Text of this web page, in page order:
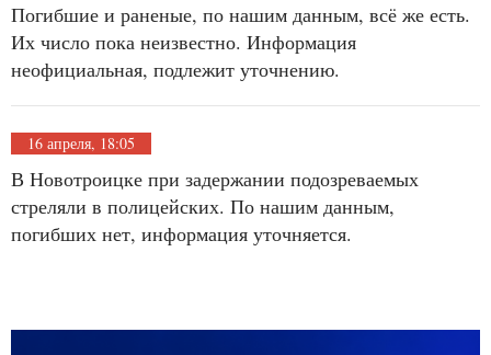
Погибшие и раненые, по нашим данным, всё же есть.
Их число пока неизвестно. Информация
неофициальная, подлежит уточнению.
16 апреля, 18:05
В Новотроицке при задержании подозреваемых
стреляли в полицейских. По нашим данным,
погибших нет, информация уточняется.